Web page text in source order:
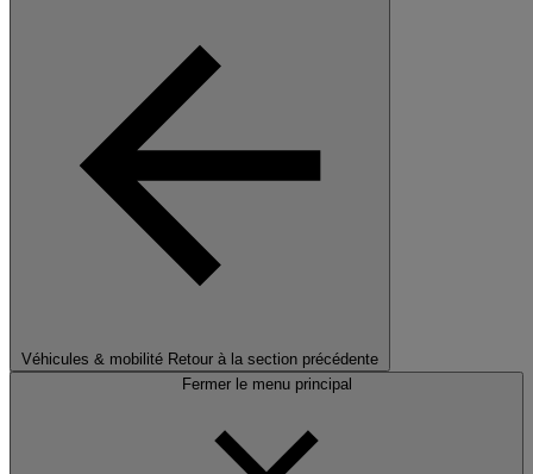
Véhicules & mobilité Retour à la section précédente
Fermer le menu principal